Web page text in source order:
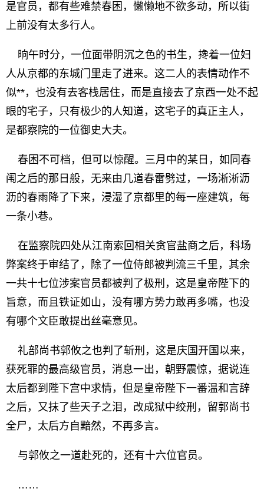
是官员，都有些难禁春困，懒懒地不欲多动，所以街
上前没有太多行人。
晌午时分，一位面带阴沉之色的书生，搀着一位妇
人从京都的东城门里走了进来。这二人的表情动作不
似**，也没有去客栈居住，而是直接去了京西一处不起
眼的宅子，只有极少的人知道，这宅子的真正主人，
是都察院的一位御史大夫。
春困不可档，但可以惊醒。三月中的某日，如同春
闱之后的那日般，无来由几道春雷劈过，一场淅淅沥
沥的春雨降了下来，浸湿了京都里的每一座建筑，每
一条小巷。
在监察院四处从江南索回相关贪官盐商之后，科场
弊案终于审结了，除了一位侍郎被判流三千里，其余
一共十七位涉案官员都被判了极刑，这是皇帝陛下的
旨意，而且铁证如山，没有哪方势力敢再多嘴，也没
有哪个文臣敢提出丝毫意见。
礼部尚书郭攸之也判了斩刑，这是庆国开国以来，
获死罪的最高级官员，消息一出，朝野震惊，据说连
太后都到陛下宫中求情，但是皇帝陛下一番温和言辞
之后，又抹了些天子之泪，改成狱中绞刑，留郭尚书
全尸，太后方自黯然，不再多言。
与郭攸之一道赴死的，还有十六位官员。
……